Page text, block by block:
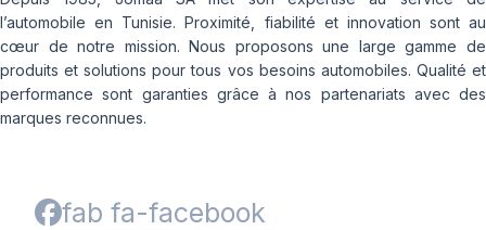
l’automobile en Tunisie. Proximité, fiabilité et innovation sont au
cœur de notre mission. Nous proposons une large gamme de
produits et solutions pour tous vos besoins automobiles. Qualité et
performance sont garanties grâce à nos partenariats avec des
marques reconnues.
fab fa-facebook